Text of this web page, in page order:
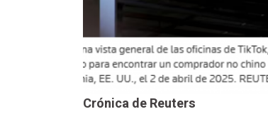
Crónica de Reuters